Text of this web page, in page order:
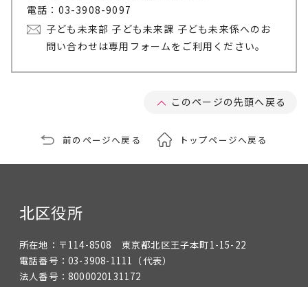
電話：03-3908-9097
子ども未来部 子ども未来課 子ども未来係へのお
問い合わせは専用フォームをご利用ください。
このページの先頭へ戻る
前のページへ戻る トップページへ戻る
北区役所
所在地： 〒114-8508 東京都北区王子本町1-15-22
電話番号： 03-3908-1111 （代表）
法人番号： 8000020131172